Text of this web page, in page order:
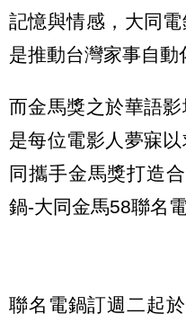
記憶與情感，大同
是推動台灣家事自動
而金馬獎之於華語
是每位電影人夢寐
同攜手金馬獎打造
鍋-大同金馬58聯名
聯名電鍋訂週二起